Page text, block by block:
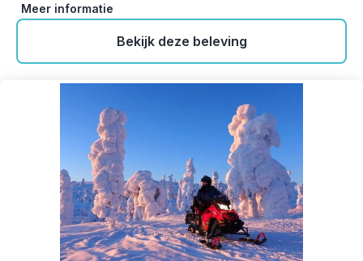
Meer informatie
Bekijk deze beleving